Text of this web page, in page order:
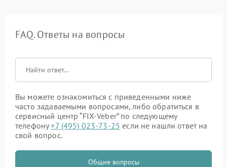
FAQ. Ответы на вопросы
Вы можете ознакомиться с приведенными ниже
часто задаваемыми вопросами, либо обратиться в
сервисный центр “FIX-Veber” по следующему
телефону+7 (495) 023-73-25 если не нашли ответ на
свой вопрос.
Общие вопросы